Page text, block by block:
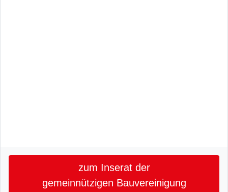
zum Inserat der
gemeinnützigen Bauvereinigung